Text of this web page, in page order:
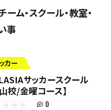
ム・スクール・教室・
事
カー
サッカースクール
山校/金曜コース】
0